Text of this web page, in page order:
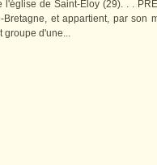
de Saint-Éloy (29). . .
et appartient, par son
groupe d'une...